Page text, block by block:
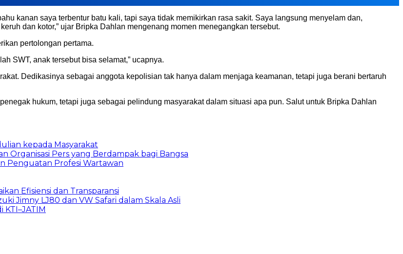
kanan saya terbentur batu kali, tapi saya tidak memikirkan rasa sakit. Saya langsung menyelam dan,
dan kotor,” ujar Bripka Dahlan mengenang momen menegangkan tersebut.
pertolongan pertama.
SWT, anak tersebut bisa selamat,” ucapnya.
Dedikasinya sebagai anggota kepolisian tak hanya dalam menjaga keamanan, tetapi juga berani bertaruh
hukum, tetapi juga sebagai pelindung masyarakat dalam situasi apa pun. Salut untuk Bripka Dahlan
kepada Masyarakat
Organisasi Pers yang Berdampak bagi Bangsa
Penguatan Profesi Wartawan
Efisiensi dan Transparansi
Jimny LJ80 dan VW Safari dalam Skala Asli
KTI–JATIM